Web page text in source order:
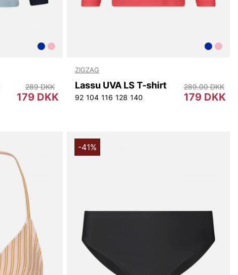
179 DKK
289 DKK
ZIGZAG
Lassu UVA LS T-shirt
92 104 116 128 140 179 DKK
289.00 DKK
-41%